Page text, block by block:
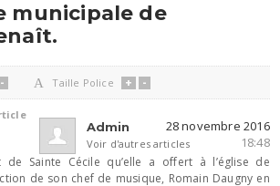
municipale de
- A Taille Police + -
Admin
Voir d'autres articles
28 novembre 2016
18:48
de Sainte Cécile qu’elle a offert à l’église de
de son chef de musique, Romain Daugny en